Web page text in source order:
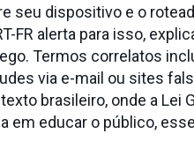
seu dispositivo e o
FR alerta para isso,
Termos correlatos
via e-mail ou sites
brasileiro, onde a Lei
em educar o público,